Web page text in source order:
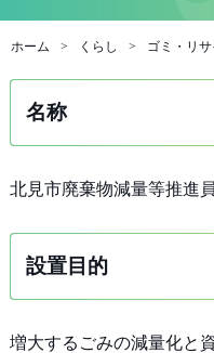
ホーム くらし ゴミ・リ
名称
北見市廃棄物減量等推進員
設置目的
増大するごみの減量化と